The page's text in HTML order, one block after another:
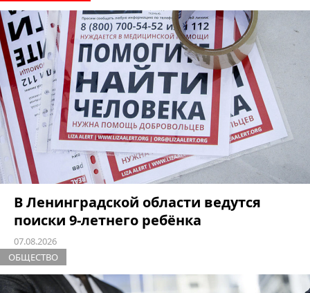
В Ленинградской области ведутся
поиски 9-летнего ребёнка
07.08.2026
ОБЩЕСТВО